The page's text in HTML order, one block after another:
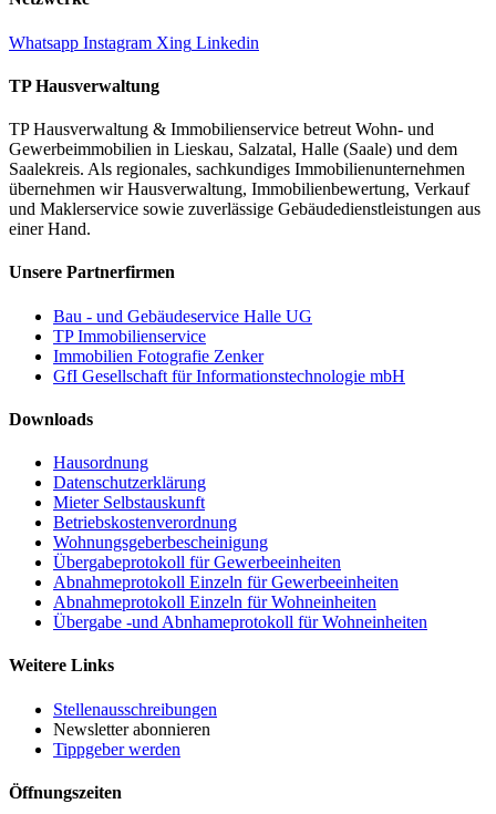
Whatsapp Instagram Xing Linkedin
TP Hausverwaltung
TP Hausverwaltung & Immobilienservice betreut Wohn‑ und
Gewerbeimmobilien in Lieskau, Salzatal, Halle (Saale) und dem
Saalekreis. Als regionales, sachkundiges Immobilienunternehmen
übernehmen wir Hausverwaltung, Immobilienbewertung, Verkauf
und Maklerservice sowie zuverlässige Gebäudedienstleistungen aus
einer Hand.
Unsere Partnerfirmen
Bau - und Gebäudeservice Halle UG
TP Immobilienservice
Immobilien Fotografie Zenker
GfI Gesellschaft für Informationstechnologie mbH
Downloads
Hausordnung
Datenschutzerklärung
Mieter Selbstauskunft
Betriebskostenverordnung
Wohnungsgeberbescheinigung
Übergabeprotokoll für Gewerbeeinheiten
Abnahmeprotokoll Einzeln für Gewerbeeinheiten
Abnahmeprotokoll Einzeln für Wohneinheiten
Übergabe -und Abnhameprotokoll für Wohneinheiten
Weitere Links
Stellenausschreibungen
Newsletter abonnieren
Tippgeber werden
Öffnungszeiten